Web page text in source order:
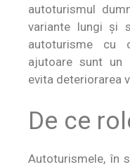
autoturismul
variante lungi și
autoturisme cu
ajutoare sunt un
evita deteriorarea
De ce
Autoturismele, în